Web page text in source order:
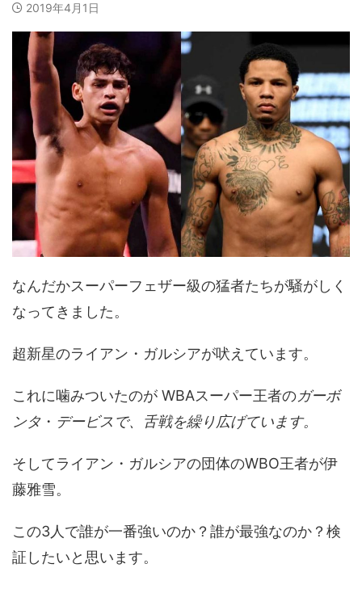
2019年4月1日
なんだかスーパーフェザー級の猛者たちが騒がしく
なってきました。
超新星のライアン・ガルシアが吠えています。
これに噛みついたのが WBAスーパー王者のガーボ
ンタ ・ デービスで、舌戦を繰り広げています。
そしてライアン・ガルシアの団体のWBO王者が伊
藤雅雪。
この3人で誰が一番強いのか？誰が最強なのか？検
証したいと思います。